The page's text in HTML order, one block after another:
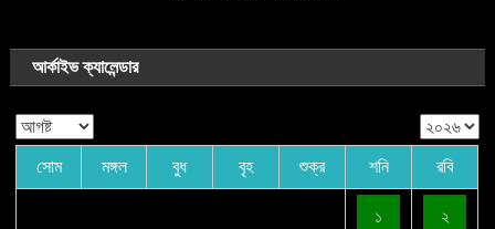
আর্কাইভ ক্যালেন্ডার
সোম মঙ্গল বুধ বৃহ শুক্র শনি রবি
১ ২